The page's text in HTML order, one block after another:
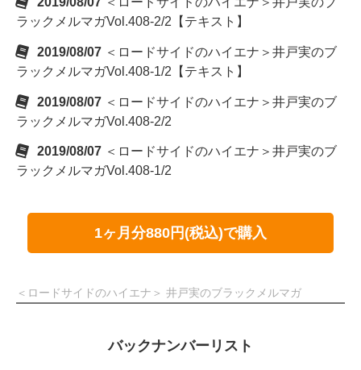
ラックメルマガVol.408-2/2【テキスト】
2019/08/07 ＜ロードサイドのハイエナ＞井戸実のブ
ラックメルマガVol.408-1/2【テキスト】
2019/08/07 ＜ロードサイドのハイエナ＞井戸実のブ
ラックメルマガVol.408-2/2
2019/08/07 ＜ロードサイドのハイエナ＞井戸実のブ
ラックメルマガVol.408-1/2
1ヶ月分880円(税込)で購入
＜ロードサイドのハイエナ＞ 井戸実のブラックメルマガ
バックナンバーリスト